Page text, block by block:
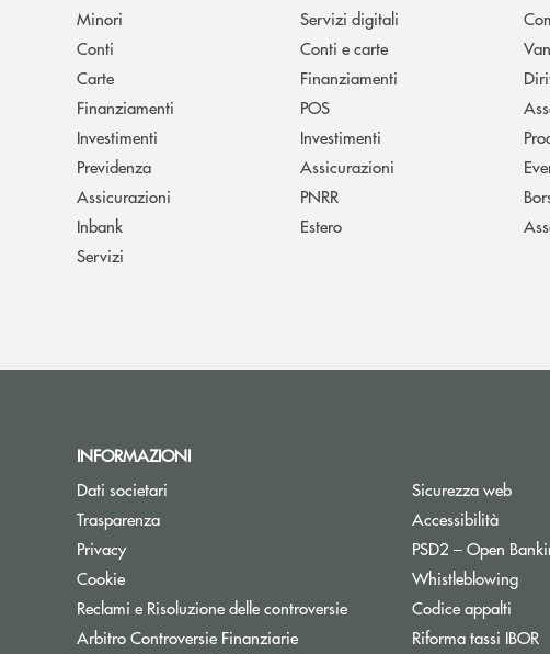
Minori
Conti
Carte
Finanziamenti
Investimenti
Previdenza
Assicurazioni
Inbank
Servizi
Servizi digitali
Conti e carte
Finanziamenti
POS
Investimenti
Assicurazioni
PNRR
Estero
INFORMAZIONI
Dati societari
Trasparenza
PrivacyApre una nuova finestra
Cookie
Reclami e Risoluzione delle controversie
Arbitro Controversie FinanziarieApre una nuova finestra
Sicurezza web
Accessibilità
PSD2 – Open
Whistleblowing
Codice appalti
Riforma tassi IBOR